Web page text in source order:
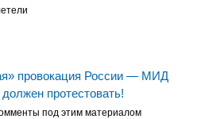
провокация России — МИД
протестовать!
под этим материалом